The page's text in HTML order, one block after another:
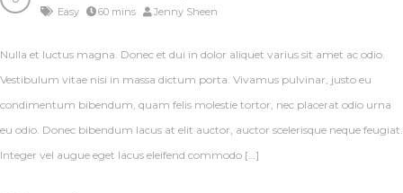
Easy 60 mins Jenny Sheen
Nulla et luctus magna. Donec et dui in dolor aliquet varius sit amet ac odio.
Vestibulum vitae nisi in massa dictum porta. Vivamus pulvinar, justo eu
condimentum bibendum, quam felis molestie tortor, nec placerat odio urna
eu odio. Donec bibendum lacus at elit auctor, auctor scelerisque neque feugiat.
Integer vel augue eget lacus eleifend commodo […]